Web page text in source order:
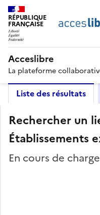
RÉPUBLIQUE
FRANÇAISE
Acceslibre
La plateforme
Liste des résultats
Rechercher un
Établissements
En cours de